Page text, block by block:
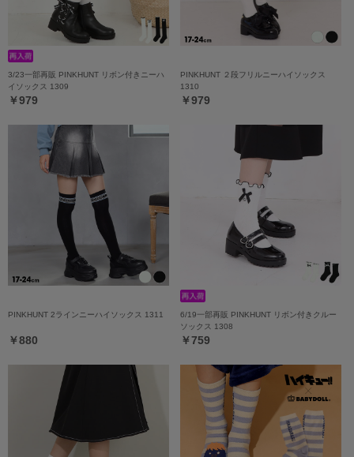
3/23一部再販 PINKHUNT リボン付きニーハ
イソックス 1309
￥979
PINKHUNT ２段フリルニーハイソックス
1310
￥979
PINKHUNT 2ラインニーハイソックス 1311
￥880
6/19一部再販 PINKHUNT リボン付きクルー
ソックス 1308
￥759